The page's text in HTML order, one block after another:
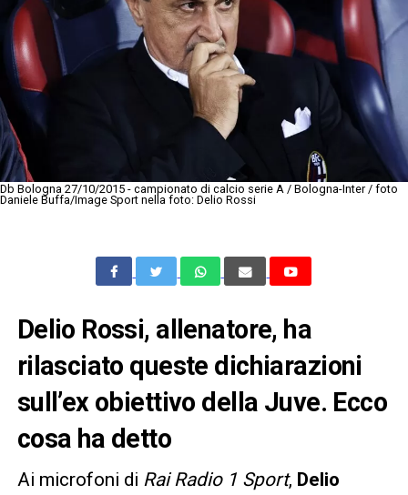
Db Bologna 27/10/2015 - campionato di calcio serie A / Bologna-Inter / foto
Daniele Buffa/Image Sport nella foto: Delio Rossi
Delio Rossi, allenatore, ha
rilasciato queste dichiarazioni
sull’ex obiettivo della Juve. Ecco
cosa ha detto
Ai microfoni di Rai Radio 1 Sport, Delio